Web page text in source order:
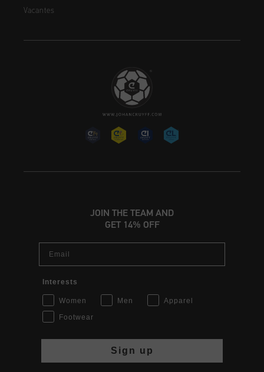
Vacantes
JOIN THE TEAM AND
GET 14% OFF
Interests
Women Men
Apparel
Footwear
Sign up